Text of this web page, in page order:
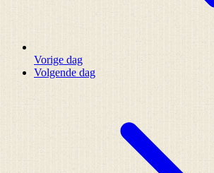
Vorige dag
Volgende dag